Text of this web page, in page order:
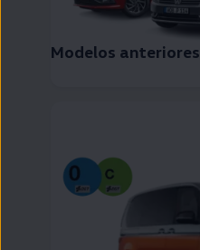
Modelos anteriores